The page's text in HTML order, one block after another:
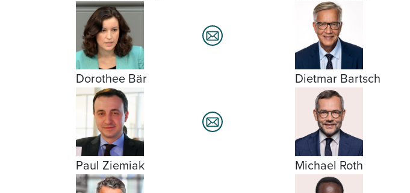
Dorothee Bär Dietmar Bartsch
Paul Ziemiak Michael Roth